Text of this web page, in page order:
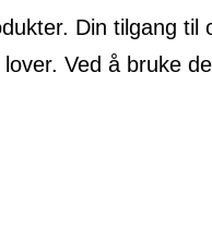
Din tilgang til
Ved å bruke